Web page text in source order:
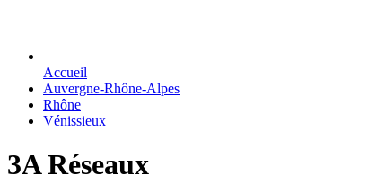
Accueil
Auvergne-Rhône-Alpes
Rhône
Vénissieux
3A Réseaux